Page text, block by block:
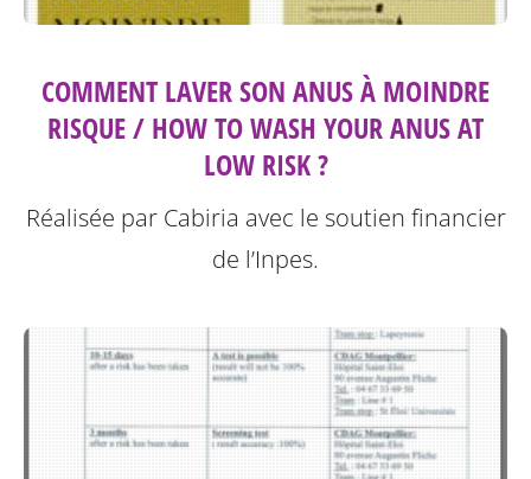
COMMENT LAVER SON ANUS À MOINDRE
RISQUE / HOW TO WASH YOUR ANUS AT
LOW RISK ?
Réalisée par Cabiria avec le soutien financier
de l’Inpes.